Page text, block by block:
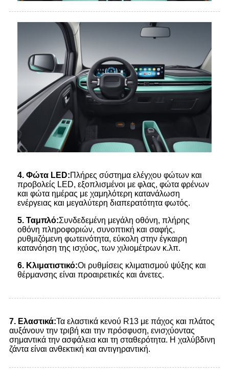
4. Φώτα LED:Πλήρες σύστημα ελέγχου φώτων και
προβολείς LED, εξοπλισμένοι με φλας, φώτα φρένων
και φώτα ημέρας με χαμηλότερη κατανάλωση
ενέργειας και μεγαλύτερη διαπερατότητα φωτός.
5. Ταμπλό:Συνδεδεμένη μεγάλη οθόνη, πλήρης
οθόνη πληροφοριών, συνοπτική και σαφής,
ρυθμιζόμενη φωτεινότητα, εύκολη στην έγκαιρη
κατανόηση της ισχύος, των χιλιομέτρων κ.λπ.
6. Κλιματιστικό:Οι ρυθμίσεις κλιματισμού ψύξης και
θέρμανσης είναι προαιρετικές και άνετες.
7. Ελαστικά:Τα ελαστικά κενού R13 με πάχος και πλάτος
αυξάνουν την τριβή και την πρόσφυση, ενισχύοντας
σημαντικά την ασφάλεια και τη σταθερότητα. Η χαλύβδινη
ζάντα είναι ανθεκτική και αντιγηραντική.